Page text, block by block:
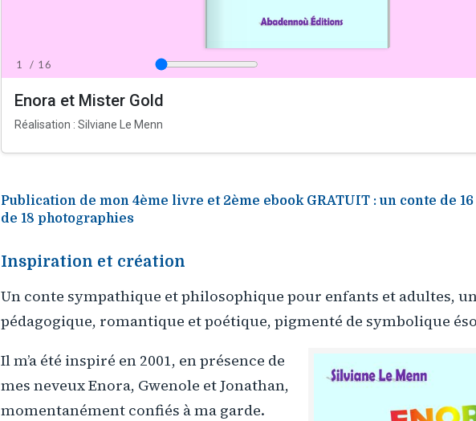
Enora et Mister Gold
Réalisation : Silviane Le Menn
Publication de mon 4ème livre et 2ème ebook GRATUIT : un conte de
de 18 photographies
Inspiration et création
Un conte sympathique et philosophique pour enfants et adultes,
pédagogique, romantique et poétique, pigmenté de symbolique
Il m’a été inspiré en 2001, en présence de
mes neveux Enora, Gwenole et Jonathan,
momentanément confiés à ma garde.